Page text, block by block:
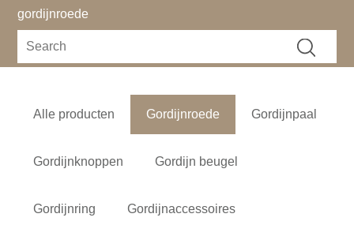
gordijnroede
Alle producten Gordijnroede Gordijnpaal
Gordijnknoppen Gordijn beugel
Gordijnring Gordijnaccessoires